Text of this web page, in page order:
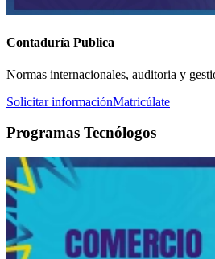
Contaduría Publica
Normas internacionales, auditoria y
Solicitar informaciónMatricúlate
Programas Tecnólogos